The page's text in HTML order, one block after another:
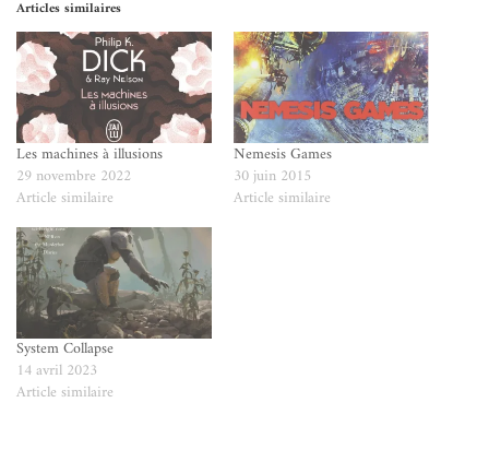
Articles similaires
Les machines à illusions
29 novembre 2022
Article similaire
Nemesis Games
30 juin 2015
Article similaire
System Collapse
14 avril 2023
Article similaire